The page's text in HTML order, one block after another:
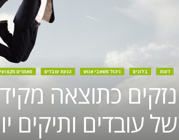
דעות בלוגים ניהול משאבי אנוש הנעת עובדים מאמרים
נזקים כתוצאה
של עובדים ותיקים